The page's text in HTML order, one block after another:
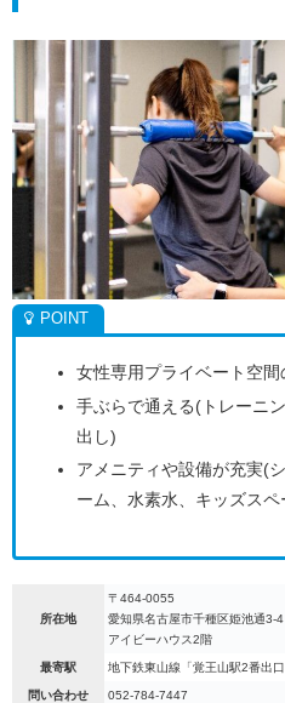
女性専用プライベート空間
手ぶらで通える(トレーニ
出し)
アメニティや設備が充実(
ーム、水素水、キッズス
所在地
〒464-0055
愛知県名古屋市千種区姫池通3-4
アイビーハウス2階
最寄駅 地下鉄東山線「覚王山駅2番出
問い合わせ 052-784-7447